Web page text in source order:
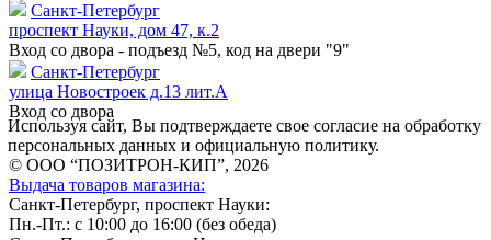
Санкт-Петербург
проспект Науки, дом 47, к.2
Вход со двора - подъезд №5, код на двери "9"
Санкт-Петербург
улица Новостроек д.13 лит.А
Вход со двора
Используя сайт, Вы подтверждаете свое согласие на обработку
персональных данных и официальную политику.
© ООО “ПОЗИТРОН-КИП”, 2026
Выдача товаров магазина:
Санкт-Петербург, проспект Науки:
Пн.-Пт.: с 10:00 до 16:00 (без обеда)